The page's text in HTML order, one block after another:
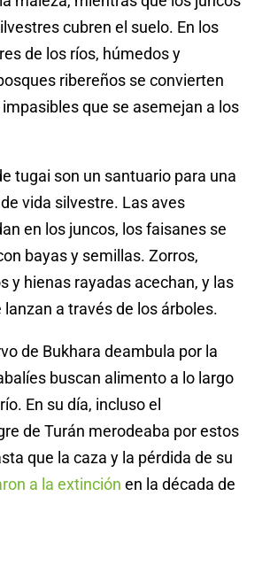
cubren el suelo. En los
de los ríos, húmedos y
ribereños se convierten
que se asemejan a los
tugai son un santuario para una
vida silvestre. Las aves
en los juncos, los faisanes se
bayas y semillas. Zorros,
y hienas rayadas acechan, y las
lanzan a través de los árboles.
de Bukhara deambula por la
buscan alimento a lo largo
En su día, incluso el
de Turán merodeaba por estos
que la caza y la pérdida de su
a la extinción en la década de